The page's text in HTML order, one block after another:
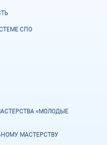
СПО
«МОЛОДЫЕ
МАСТЕРСТВУ